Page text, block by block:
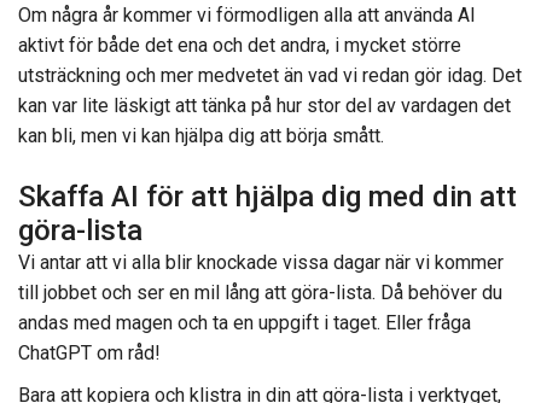
Om några år kommer vi förmodligen alla att använda AI
aktivt för både det ena och det andra, i mycket större
utsträckning och mer medvetet än vad vi redan gör idag. Det
kan var lite läskigt att tänka på hur stor del av vardagen det
kan bli, men vi kan hjälpa dig att börja smått.
Skaffa AI för att hjälpa dig med din att
göra-lista
Vi antar att vi alla blir knockade vissa dagar när vi kommer
till jobbet och ser en mil lång att göra-lista. Då behöver du
andas med magen och ta en uppgift i taget. Eller fråga
ChatGPT om råd!
Bara att kopiera och klistra in din att göra-lista i verktyget,